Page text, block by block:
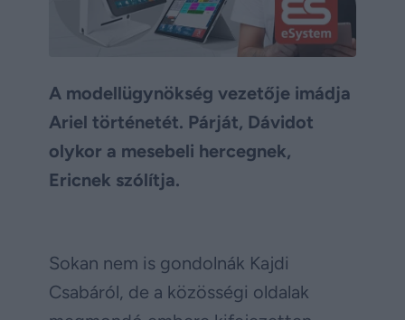
A modellügynökség vezetője imádja
Ariel történetét. Párját, Dávidot
olykor a mesebeli hercegnek,
Ericnek szólítja.
Sokan nem is gondolnák Kajdi
Csabáról, de a közösségi oldalak